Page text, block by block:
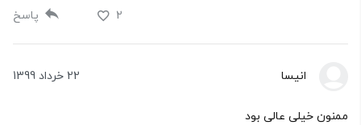
2 پاسخ
انیسا 22 خرداد 1399
ممنون خیلی عالی بود